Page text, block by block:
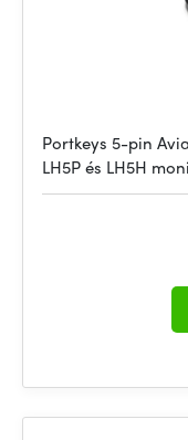
Portkeys 5-pin
LH5P és LH5H